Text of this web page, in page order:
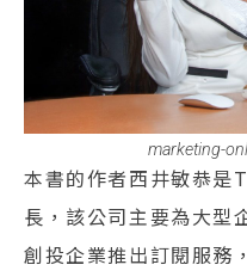
marketing-
本書的作者西井敏恭
長，該公司主要為大型
創投企業推出訂閱服務